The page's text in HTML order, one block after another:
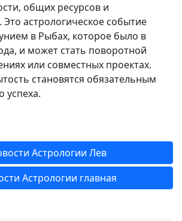
общих ресурсов и
астрологическое событие
в Рыбах, которое было в
и может стать поворотной
или совместных проектах.
становятся обязательным
успеха.
Астрологии Лев
Астрологии главная